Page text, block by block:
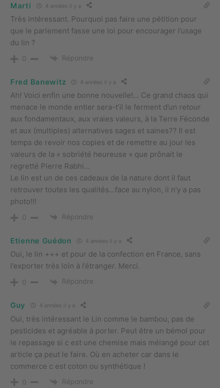
Marti 4 années il y a
Très intéressant. Pourquoi pas faire une pétition pour
que le parlement fasse une loi pour encourager l’usage
du lin ?
0 Répondre
Fred Banewitz 4 années il y a
Ah! Voici enfin une bonne nouvelle!… Ce grand chaos qui
menace le monde entier sera-t’il le ferment d’un retour
aux fondamentaux, aux vraies valeurs, à la Terre Féconde
et aux (multiples) alternatives sages et saines?? Il est
temps de revoir nos copies et de remettre au jour les
valeurs de la « sobriété heureuse » que prônait le
regretté Pierre Rabhi…
Le lin est un de ces cadeaux de la nature dont il faut
retrouver toutes les qualités…face au nylon, il n’y a pas
photo!!!
0 Répondre
Etienne Guédon 4 années il y a
Oui, le lin +++ et pour de la confection en France, sans
l’exporter très loin à l’étranger. Merci.
0 Répondre
Guy 4 années il y a
Oui, très intéressant le Lin comme le bambou, pas de
pesticides et agréable à porter. Peut être un bémol pour
le repassage si c est une chemise mais mélangé pour cet
article ça peut le faire. Où en acheter car dans le
commerce c est coton ou synthétique !
0 Répondre